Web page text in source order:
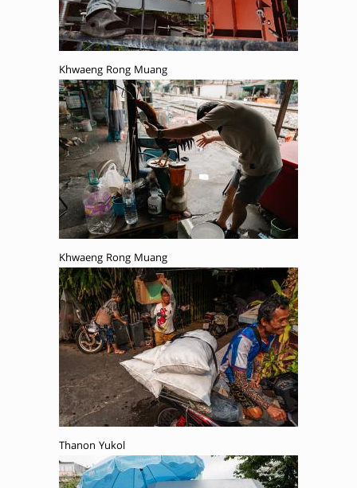
Khwaeng Rong Muang
Khwaeng Rong Muang
Thanon Yukol